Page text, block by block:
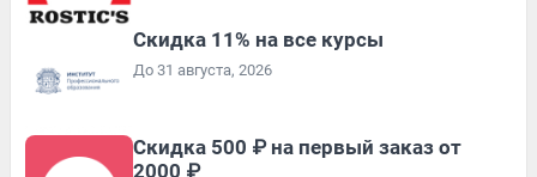
Скидка 11% на все курсы
До 31 августа, 2026
Скидка 500 ₽ на первый заказ от
2000 ₽